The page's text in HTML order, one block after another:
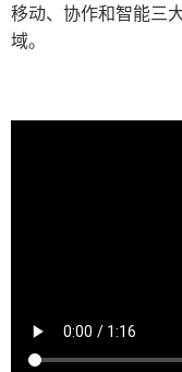
移动、协作和智能三
域。